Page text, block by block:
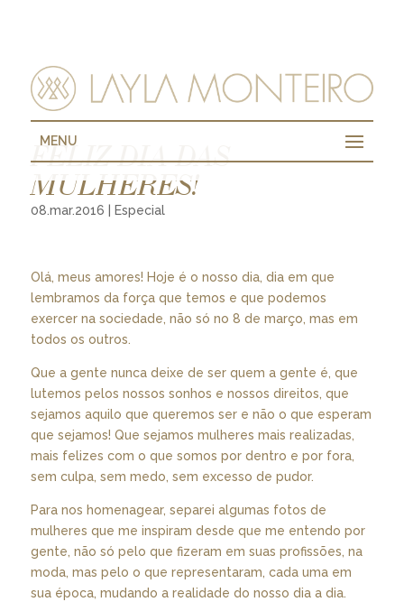
MENU
FELIZ DIA DAS
MULHERES!
08.mar.2016 Especial
Olá, meus amores! Hoje é o nosso dia, dia em que
lembramos da força que temos e que podemos
exercer na sociedade, não só no 8 de março, mas em
todos os outros.
Que a gente nunca deixe de ser quem a gente é, que
lutemos pelos nossos sonhos e nossos direitos, que
sejamos aquilo que queremos ser e não o que esperam
que sejamos! Que sejamos mulheres mais realizadas,
mais felizes com o que somos por dentro e por fora,
sem culpa, sem medo, sem excesso de pudor.
Para nos homenagear, separei algumas fotos de
mulheres que me inspiram desde que me entendo por
gente, não só pelo que fizeram em suas profissões, na
moda, mas pelo o que representaram, cada uma em
sua época, mudando a realidade do nosso dia a dia.